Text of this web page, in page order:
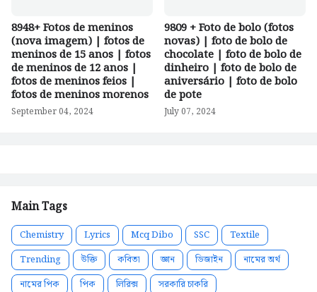
8948+ Fotos de meninos
(nova imagem) | fotos de
meninos de 15 anos | fotos
de meninos de 12 anos |
fotos de meninos feios |
fotos de meninos morenos
September 04, 2024
9809 + Foto de bolo (fotos
novas) | foto de bolo de
chocolate | foto de bolo de
dinheiro | foto de bolo de
aniversário | foto de bolo
de pote
July 07, 2024
Main Tags
Chemistry Lyrics Mcq Dibo SSC
Textile
Trending
উক্তি কবিতা জ্ঞান ডিজাইন
নামের অর্থ
নামের পিক
পিক লিরিক্স সরকারি চাকরি